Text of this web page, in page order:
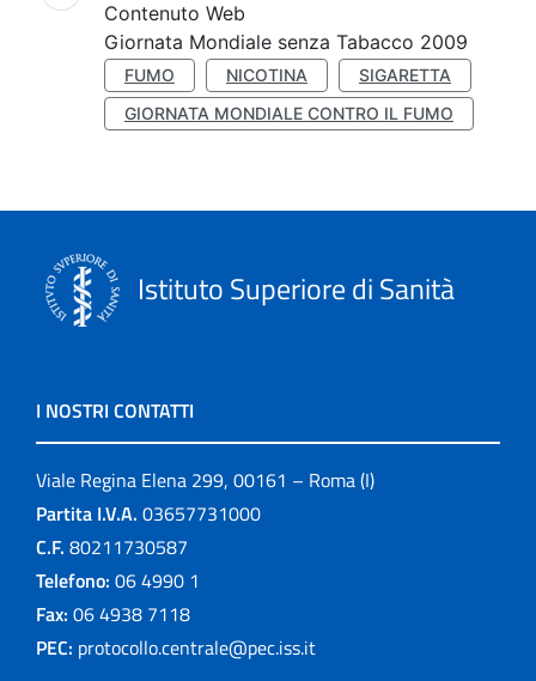
Contenuto Web
Giornata Mondiale senza Tabacco 2009
FUMO NICOTINA
SIGARETTA
GIORNATA MONDIALE CONTRO IL FUMO
Istituto Superiore di Sanità
I NOSTRI CONTATTI
Viale Regina Elena 299, 00161 – Roma (I)
Partita I.V.A. 03657731000
C.F. 80211730587
Telefono: 06 4990 1
Fax: 06 4938 7118
PEC: protocollo.centrale@pec.iss.it